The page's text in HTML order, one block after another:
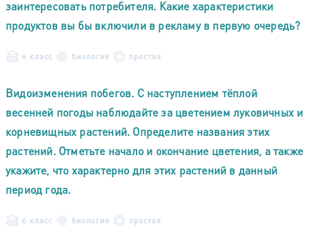
заинтересовать потребителя. Какие характеристики
продуктов вы бы включили в рекламу в первую очередь?
6 класс биология простая
Видоизменения побегов. С наступлением тёплой
весенней погоды наблюдайте за цветением луковичных и
корневищных растений. Определите названия этих
растений. Отметьте начало и окончание цветения, а также
укажите, что характерно для этих растений в данный
период года.
6 класс биология простая